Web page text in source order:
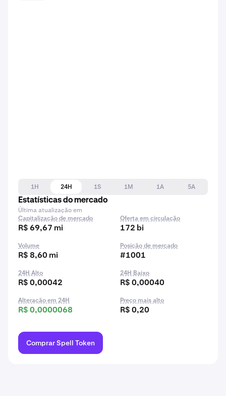
1H 24H 1S 1M 1A
5A
Estatísticas do mercado
Última atualização em
Capitalização de mercado
R$ 69,67 mi
Oferta em circulação
172 bi
Volume
R$ 8,60 mi
Posição de mercado
#1001
24H Alto
R$ 0,00042
24H Baixo
R$ 0,00040
Alteração em 24H
R$ 0,0000068
Preço mais alto
R$ 0,20
Comprar Spell Token